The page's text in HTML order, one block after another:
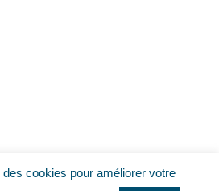
cookies pour améliorer votre